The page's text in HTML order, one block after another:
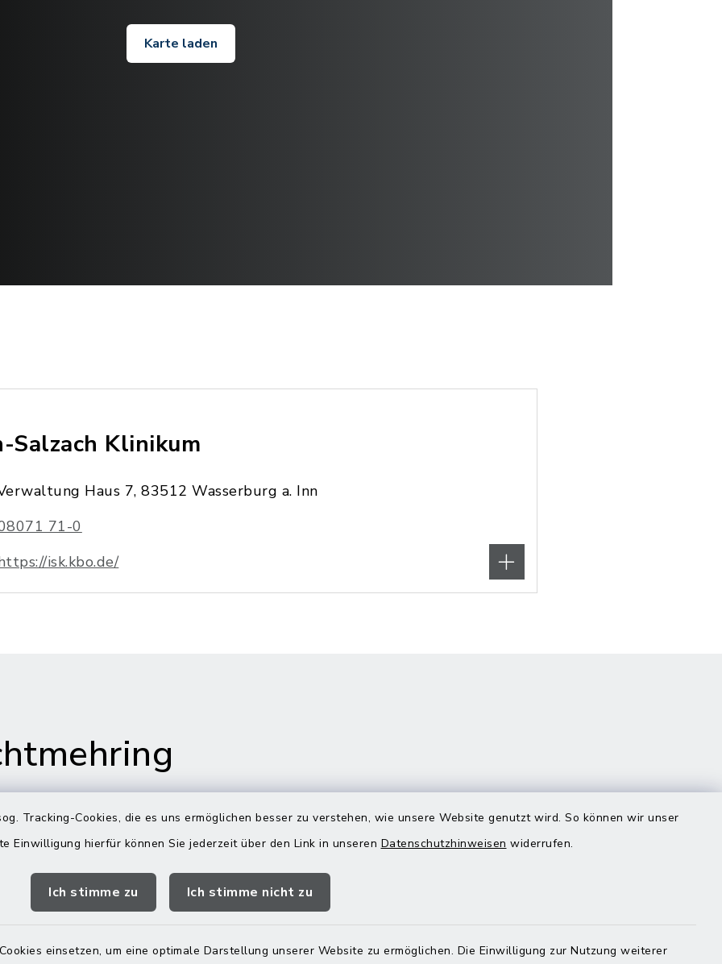
Tracking-Cookies, die es uns ermöglichen besser zu verstehen, wie unsere Website genutzt wird. So können wir unser
Einwilligung hierfür können Sie jederzeit über den Link in unseren Datenschutzhinweisen widerrufen.
Ich stimme zu Ich stimme nicht zu
einsetzen, um eine optimale Darstellung unserer Website zu ermöglichen. Die Einwilligung zur Nutzung weiterer
Karte laden
Salzach Klinikum
Haus 7, 83512 Wasserburg a. Inn
71-0
isk.kbo.de/
9166-0
Rathäuser
08:00-12:00 Uhr